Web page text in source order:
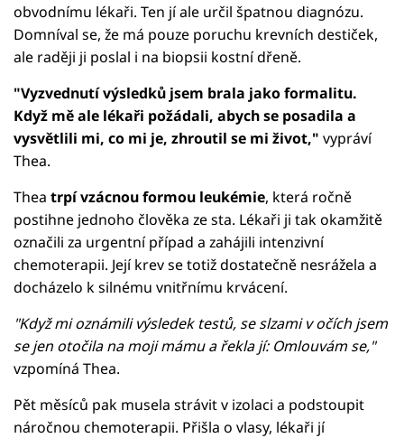
obvodnímu lékaři. Ten jí ale určil špatnou diagnózu.
Domníval se, že má pouze poruchu krevních destiček,
ale raději ji poslal i na biopsii kostní dřeně.
"Vyzvednutí výsledků jsem brala jako formalitu.
Když mě ale lékaři požádali, abych se posadila a
vysvětlili mi, co mi je, zhroutil se mi život," vypráví
Thea.
Thea trpí vzácnou formou leukémie, která ročně
postihne jednoho člověka ze sta. Lékaři ji tak okamžitě
označili za urgentní případ a zahájili intenzivní
chemoterapii. Její krev se totiž dostatečně nesrážela a
docházelo k silnému vnitřnímu krvácení.
"Když mi oznámili výsledek testů, se slzami v očích jsem
se jen otočila na moji mámu a řekla jí: Omlouvám se,"
vzpomíná Thea.
Pět měsíců pak musela strávit v izolaci a podstoupit
náročnou chemoterapii. Přišla o vlasy, lékaři jí